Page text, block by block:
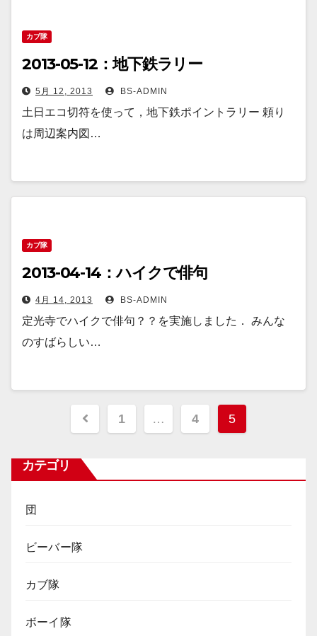
カブ隊
2013-05-12：地下鉄ラリー
5月 12, 2013 BS-ADMIN
土日エコ切符を使って，地下鉄ポイントラリー 頼り
は周辺案内図…
カブ隊
2013-04-14：ハイクで俳句
4月 14, 2013 BS-ADMIN
定光寺でハイクで俳句？？を実施しました． みんな
のすばらしい…
投
ナ
ゲ
ョ
1 … 4 5
カテゴリ
団
ビーバー隊
カブ隊
ボーイ隊